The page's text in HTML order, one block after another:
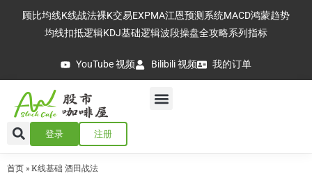
顾比均线K线战法裸K交易EXPMA江恩预测系统MACD鸿蒙趋势
均线扣抵逻辑KDJ基础逻辑波段操盘全攻略系列指标
YouTube 视频 Bilibili 视频 我的订单
登录 注册
首页 » K线基础 酒田战法